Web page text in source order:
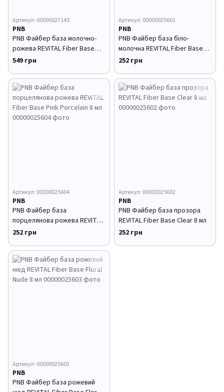
Артикул: 00000027145
PNB
PNB Файбер база молочно-
рожева REVITAL Fiber Base
Porcelain Pink 30 мл
549 грн
Артикул: 00000025601
PNB
PNB Файбер база біло-
молочна REVITAL Fiber Base
White Milk 8 мл
252 грн
Артикул: 00000025604
PNB
PNB Файбер база
порцелянова рожева REVITAL
Fiber Base Pink Porcelain 8 мл
252 грн
Артикул: 00000025602
PNB
PNB Файбер база прозорa
REVITAL Fiber Base Clear 8 мл
252 грн
Артикул: 00000025603
PNB
PNB Файбер база рожевий